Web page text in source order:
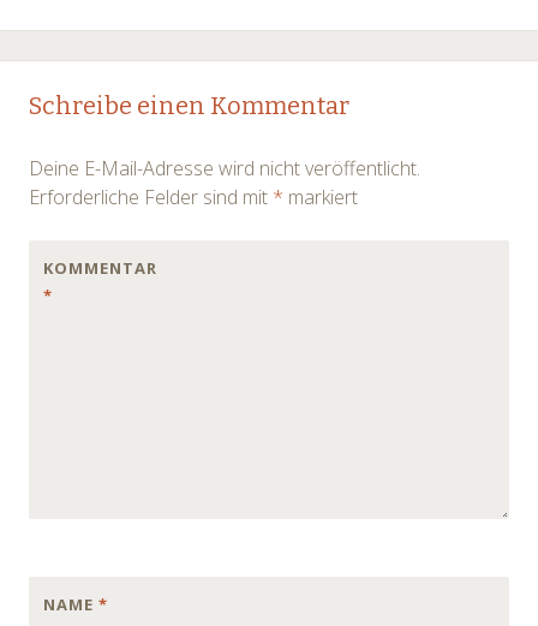
Schreibe einen Kommentar
Deine E-Mail-Adresse wird nicht veröffentlicht.
Erforderliche Felder sind mit * markiert
KOMMENTAR
*
NAME *